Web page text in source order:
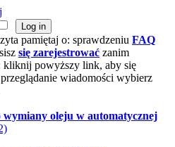
pamiętaj o: sprawdzeniu FAQ
się zarejestrować zanim
kliknij powyższy link, aby się
wiadomości wybierz
wymiany oleju w automatycznej